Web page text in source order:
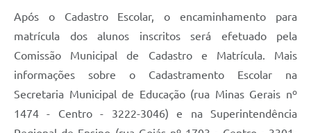
Após o Cadastro Escolar, o encaminhamento para
matrícula dos alunos inscritos será efetuado pela
Comissão Municipal de Cadastro e Matrícula. Mais
informações sobre o Cadastramento Escolar na
Secretaria Municipal de Educação (rua Minas Gerais nº
1474 - Centro - 3222-3046) e na Superintendência